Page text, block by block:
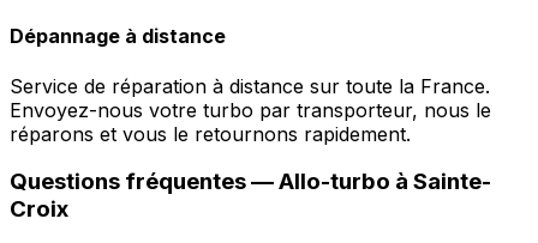
Dépannage à distance
Service de réparation à distance sur toute la France.
Envoyez-nous votre turbo par transporteur, nous le
réparons et vous le retournons rapidement.
Questions fréquentes —Allo-turbo à Sainte-
Croix